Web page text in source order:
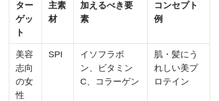
ター
ゲッ
ト
主素
材
加えるべき要
素
コンセプト
例
美容
志向
の女
性
SPI
イソフラボ
ン、ビタミン
C、コラーゲン
肌・髪にう
れしい美プ
ロテイン